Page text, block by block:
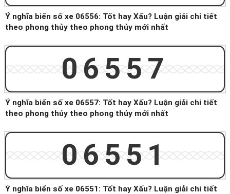
Ý nghĩa biển số xe 06556: Tốt hay Xấu? Luận giải chi tiết
theo phong thủy theo phong thủy mới nhất
06557
Ý nghĩa biển số xe 06557: Tốt hay Xấu? Luận giải chi tiết
theo phong thủy theo phong thủy mới nhất
06551
Ý nghĩa biển số xe 06551: Tốt hay Xấu? Luận giải chi tiết